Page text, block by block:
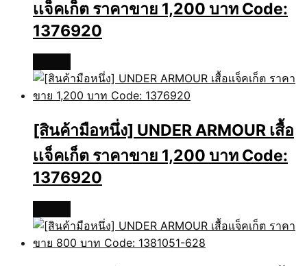
เเจ็คเก็ต ราคาขาย 1,200 บาท Code:
1376920
[สินค้ามือหนึ่ง] UNDER ARMOUR เสื้อ
เเจ็คเก็ต ราคาขาย 1,200 บาท Code:
1376920